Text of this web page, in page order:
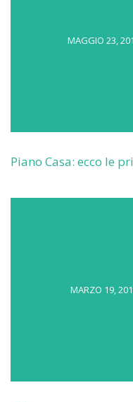
MAGGIO 23,
Piano Casa: ecco le
MARZO 19,